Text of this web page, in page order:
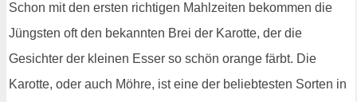
Schon mit den ersten richtigen Mahlzeiten bekommen die
Jüngsten oft den bekannten Brei der Karotte, der die
Gesichter der kleinen Esser so schön orange färbt. Die
Karotte, oder auch Möhre, ist eine der beliebtesten Sorten in